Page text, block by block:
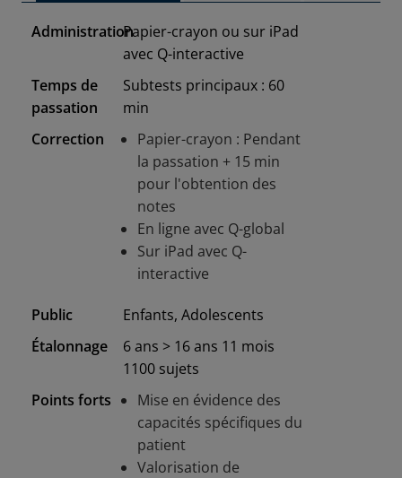
AdministrationPapier-crayon ou sur iPad
avec Q-interactive
Temps de
passation
Subtests principaux : 60
min
Correction
Papier-crayon : Pendant
la passation + 15 min
pour l'obtention des
notes
En ligne avec Q-global
Sur iPad avec Q-
interactive
Public
Enfants, Adolescents
Étalonnage
6 ans > 16 ans 11 mois
1100 sujets
Points forts
Mise en évidence des
capacités spécifiques du
patient
Valorisation de